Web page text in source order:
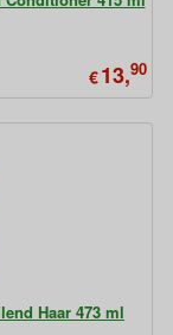
€13,90
Haar 473 ml